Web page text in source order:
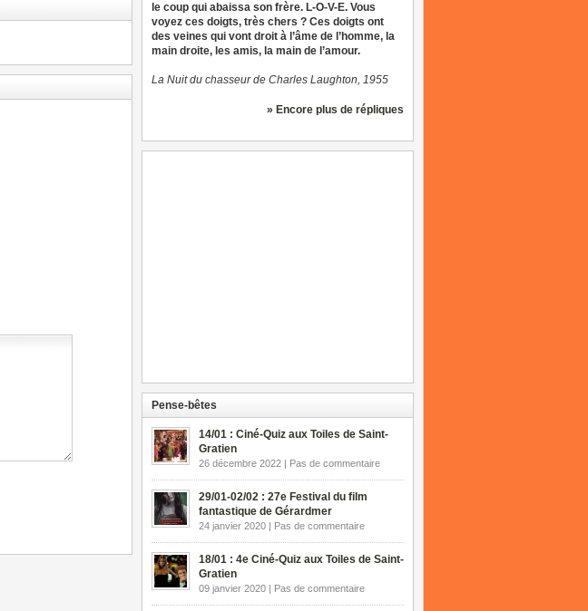
le coup qui abaissa son frère. L-O-V-E. Vous
voyez ces doigts, très chers ? Ces doigts ont
des veines qui vont droit à l’âme de l’homme, la
main droite, les amis, la main de l’amour.
La Nuit du chasseur de Charles Laughton, 1955
» Encore plus de répliques
Pense-bêtes
14/01 : Ciné-Quiz aux Toiles de Saint-
Gratien
26 décembre 2022 | Pas de commentaire
29/01-02/02 : 27e Festival du film
fantastique de Gérardmer
24 janvier 2020 | Pas de commentaire
18/01 : 4e Ciné-Quiz aux Toiles de Saint-
Gratien
09 janvier 2020 | Pas de commentaire